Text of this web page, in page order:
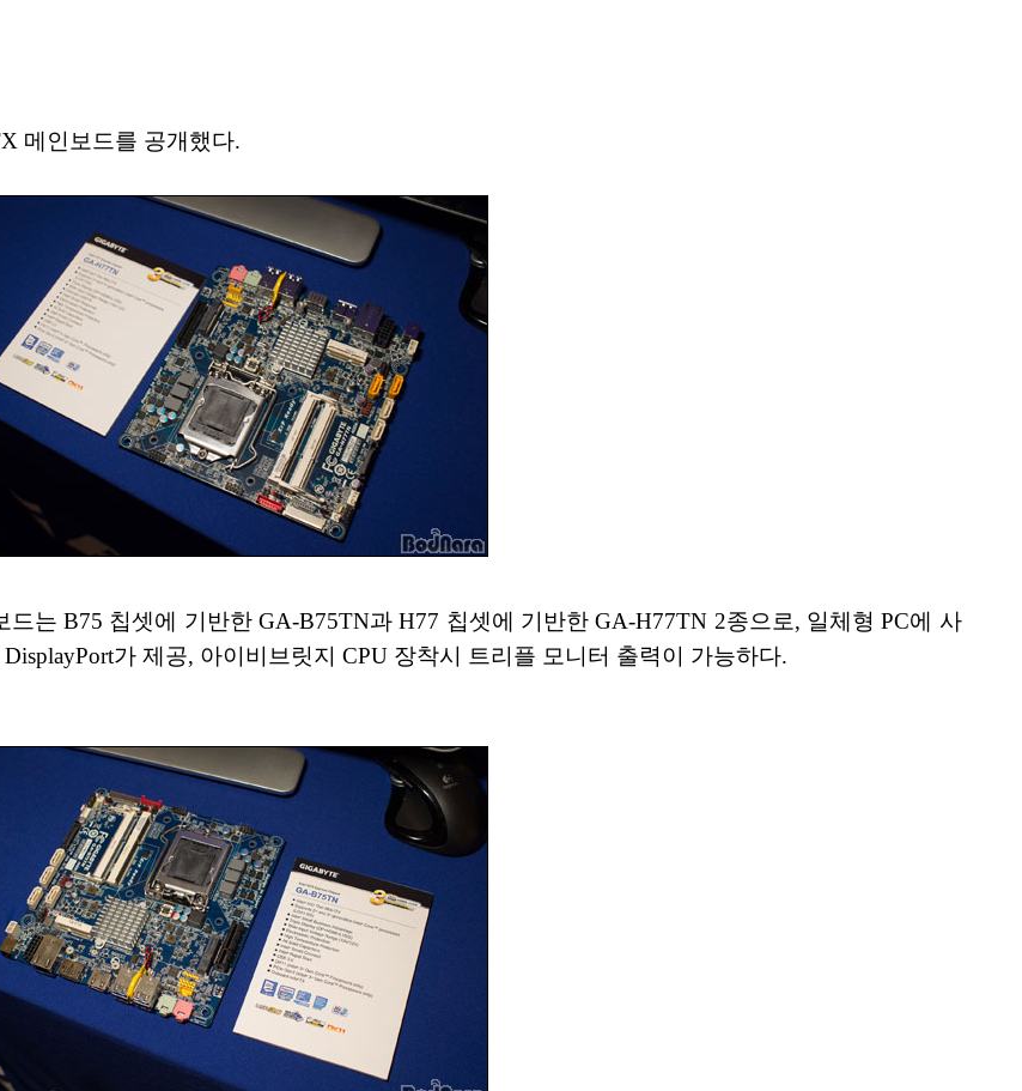
메인보드를 공개했다.
는 B75 칩셋에 기반한 GA-B75TN과 H77 칩셋에 기반한 GA-H77TN 2종으로, 일체형 PC에 사
가 제공, 아이비브릿지 CPU 장착시 트리플 모니터 출력이 가능하다.